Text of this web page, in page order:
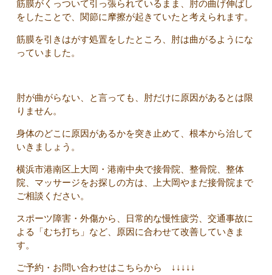
筋膜がくっついて引っ張られているまま、肘の曲げ伸ばし
をしたことで、関節に摩擦が起きていたと考えられます。
筋膜を引きはがす処置をしたところ、肘は曲がるようにな
っていました。
肘が曲がらない、と言っても、肘だけに原因があるとは限
りません。
身体のどこに原因があるかを突き止めて、根本から治して
いきましょう。
横浜市港南区上大岡・港南中央で接骨院、整骨院、整体
院、マッサージをお探しの方は、上大岡やまだ接骨院まで
ご相談ください。
スポーツ障害・外傷から、日常的な慢性疲労、交通事故に
よる「むち打ち」など、原因に合わせて改善していきま
す。
ご予約・お問い合わせはこちらから ↓↓↓↓↓